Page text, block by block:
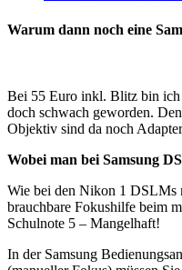
Warum dann noch eine
Bei 55 Euro inkl. Blitz bin ich
doch schwach geworden.
Objektiv sind da noch
Wobei man bei Samsung
Wie bei den Nikon 1 DSLMs
brauchbare Fokushilfe beim
Schulnote 5 – Mangelhaft!
In der Samsung